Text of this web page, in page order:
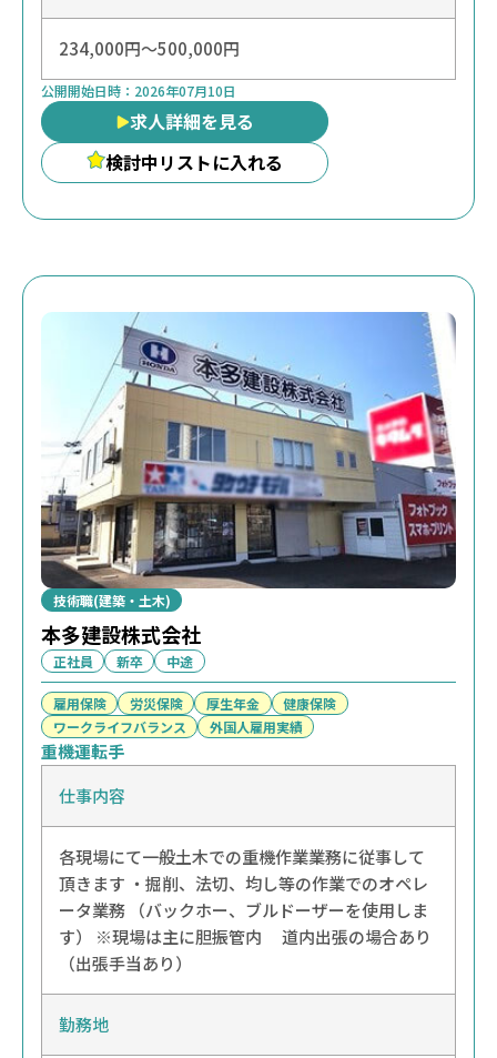
234,000円～500,000円
検討中リストに入れる
求人詳細を見る
公開開始日時： 2026年07月10日
技術職(建築・土木)
本多建設株式会社
正社員 新卒 中途
雇用保険 労災保険 厚生年金
健康保険
ワークライフバランス
外国人雇用実績
重機運転手
仕事内容
各現場にて一般土木での重機作業業務に従事して
頂きます ・掘削、法切、均し等の作業でのオペレ
ータ業務 （バックホー、ブルドーザーを使用しま
す） ※現場は主に胆振管内 道内出張の場合あり
（出張手当あり）
勤務地